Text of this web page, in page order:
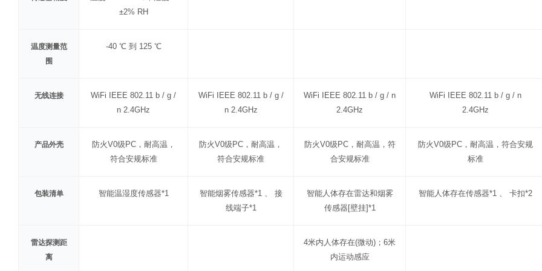
±2% RH
温度测量范
围
-40 ℃ 到 125 ℃
无线连接
WiFi IEEE 802.11 b / g /
n 2.4GHz
WiFi IEEE 802.11 b / g /
n 2.4GHz
WiFi IEEE 802.11 b / g / n
2.4GHz
WiFi IEEE 802.11 b / g / n
2.4GHz
产品外壳
防火V0级PC，耐高温，
符合安规标准
防火V0级PC，耐高温，
符合安规标准
防火V0级PC，耐高温，符
合安规标准
防火V0级PC，耐高温，符合安规
标准
包装清单 智能温湿度传感器*1
智能烟雾传感器*1 、 接
线端子*1
智能人体存在雷达和烟雾
传感器[壁挂]*1
智能人体存在传感器*1 、 卡扣*2
雷达探测距
离
4米内人体存在(微动)；6米
内运动感应